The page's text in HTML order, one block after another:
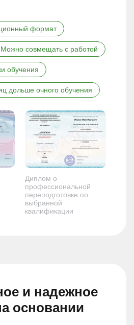
формат
Можно совмещать с работой
обучения
дольше очного обучения
Диплом о
профессиональной
переподготовке по
выбранной
квалификации
и надежное
основании